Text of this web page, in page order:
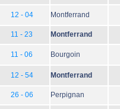
12 - 04 Montferrand
11 - 23 Montferrand
11 - 06 Bourgoin
12 - 54 Montferrand
26 - 06 Perpignan